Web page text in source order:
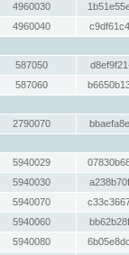
4960030
4960040
587050
587060
2790070
5940029
5940030
5940070
5940060
5940080